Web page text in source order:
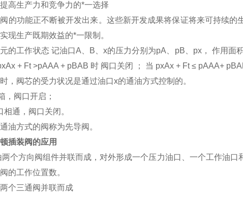
高生产力和竞争力的*一选择
的功能正不断被开发出来。这些新开发成果将保证将来可持续
现生产既期效益的*一限制。
的工作状态 记油口A、B、x的压力分别为pA、pB、px， 作用面
+ Ft >pAAA + pBAB 时 阀口关闭 ； 当 pxAx + Ft ≤ pAAA+
，阀芯的受力状况是通过油口x的通油方式控制的。
，阀口开启；
相通，阀口关闭。
油方式的阀称为先导阀。
插装阀的应用
两个方向阀组件并联而成，对外形成一个压力油口、一个工作油
的工作位置数。
个三通阀并联而成